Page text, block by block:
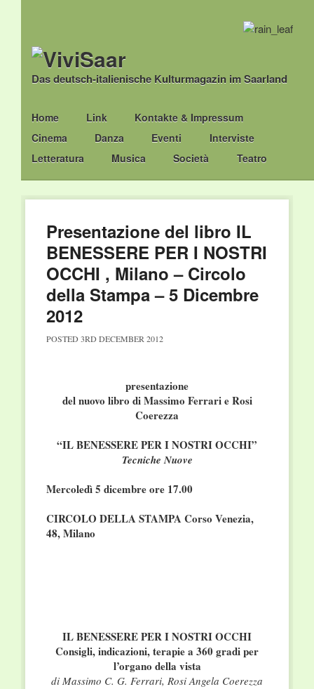
Das deutsch-italienische Kulturmagazin im Saarland
Main menu
Skip
to
content
Home Link
Kontakte & Impressum
Cinema
Danza Eventi
Interviste
Letteratura
Musica Società Teatro
Presentazione del libro IL
BENESSERE PER I NOSTRI
OCCHI , Milano – Circolo
della Stampa – 5 Dicembre
2012
POSTED 3RD DECEMBER 2012
presentazione
del nuovo libro di Massimo Ferrari e Rosi
Coerezza
“IL BENESSERE PER I NOSTRI OCCHI”
Tecniche Nuove
Mercoledì 5 dicembre ore 17.00
CIRCOLO DELLA STAMPA Corso Venezia,
48, Milano
IL BENESSERE PER I NOSTRI OCCHI
Consigli, indicazioni, terapie a 360 gradi per
l’organo della vista
di Massimo C. G. Ferrari, Rosi Angela Coerezza